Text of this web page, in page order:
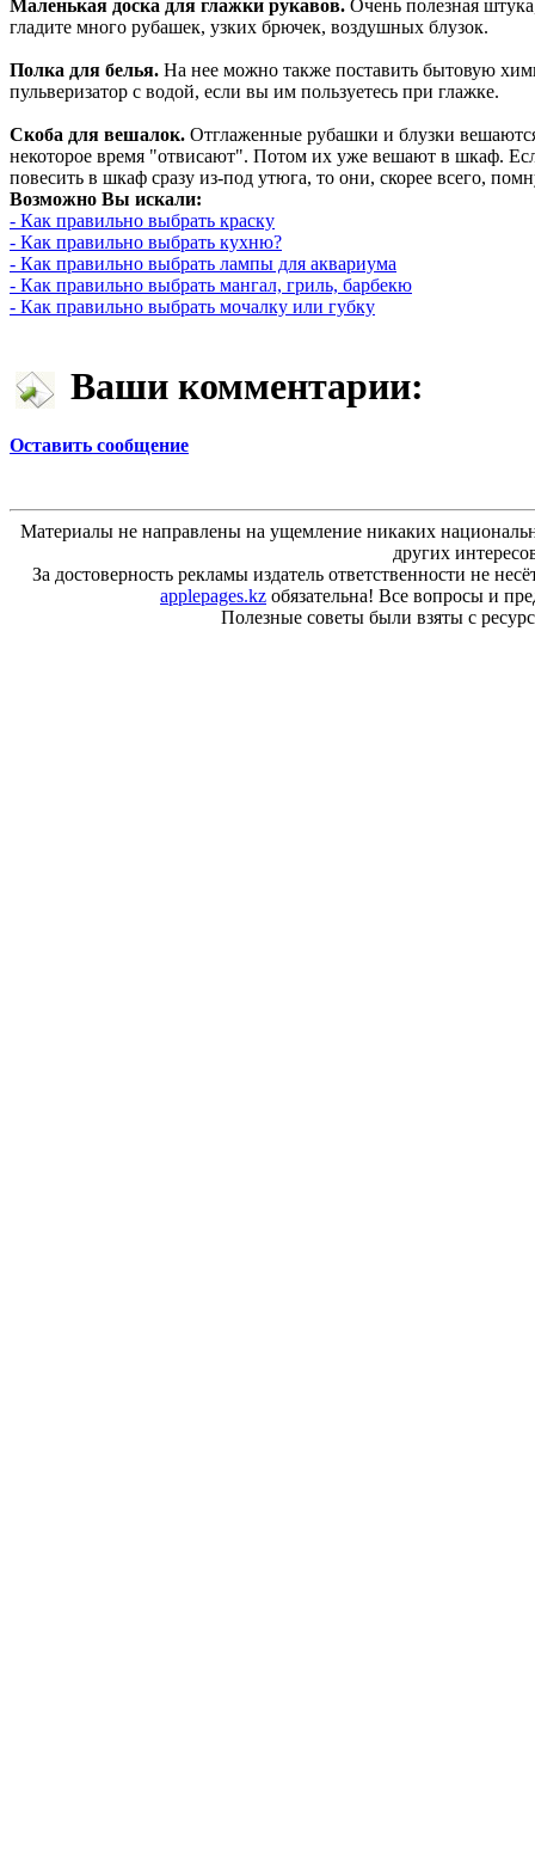
Маленькая доска для глажки рукавов. Очень полезная
гладите много рубашек, узких брючек, воздушных блузок.
Полка для белья. На нее можно также поставить бытовую
пульверизатор с водой, если вы им пользуетесь при глажке.
Скоба для вешалок. Отглаженные рубашки и блузки
некоторое время "отвисают". Потом их уже вешают в шкаф.
повесить в шкаф сразу из-под утюга, то они, скорее всего,
Возможно Вы искали:
- Как правильно выбрать краску
- Как правильно выбрать кухню?
- Как правильно выбрать лампы для аквариума
- Как правильно выбрать мангал, гриль, барбекю
- Как правильно выбрать мочалку или губку
Ваши комментарии:
Оставить сообщение
Материалы не направлены на ущемление никаких
других
За достоверность рекламы издатель ответственности не
applepages.kz обязательна! Все вопросы и
Полезные советы были взяты с